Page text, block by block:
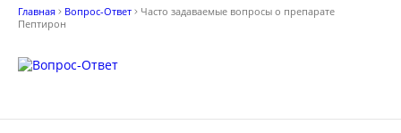
Главная Вопрос-Ответ
Часто задаваемые вопросы о препарате
Пептирон